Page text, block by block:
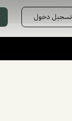
تسجيل دخول